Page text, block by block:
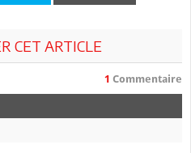
CET ARTICLE
1 Commentaire